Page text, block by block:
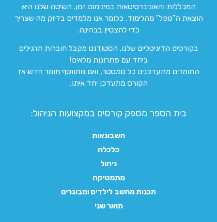
המכללות והאוניברסיטאות במינימום זמן. השיטה שלנו היא
הוצאת ה”טפל” מהלימוד. כלומר אנו מלמדים בדיוק מה שצריך
כדי להצטיין בבחינה.
בקורסים הדיגיטליים שלנו, הסטודנט מקבל חוברות תרגילים
ביחד עם פתרונות מלאים!
החומרים מתעדכנים כל סמסטר, ואם מתווסף חומר חדש אז
הקורס מתעדכן יחד איתו.
בית הספר מספק קורסים במקצועות הניהול:
חשבונאות
כלכלה
ניהול
מתמטיקה
תכנות מחשב לילדים ומבוגרים
תואר שני